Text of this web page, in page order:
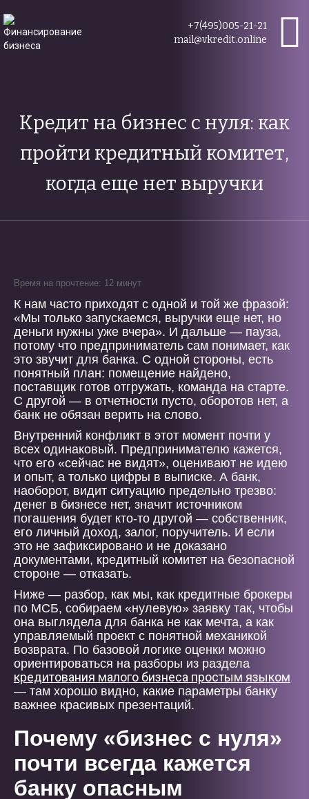
+7(495)005-21-21
mail@vkredit.online
Кредит на бизнес с нуля: как
пройти кредитный комитет,
когда еще нет выручки
Время на прочтение: 12 минут
К нам часто приходят с одной и той же фразой:
«Мы только запускаемся, выручки еще нет, но
деньги нужны уже вчера». И дальше — пауза,
потому что предприниматель сам понимает, как
это звучит для банка. С одной стороны, есть
понятный план: помещение найдено,
поставщик готов отгружать, команда на старте.
С другой — в отчетности пусто, оборотов нет, а
банк не обязан верить на слово.
Внутренний конфликт в этот момент почти у
всех одинаковый. Предпринимателю кажется,
что его «сейчас не видят», оценивают не идею
и опыт, а только цифры в выписке. А банк,
наоборот, видит ситуацию предельно трезво:
денег в бизнесе нет, значит источником
погашения будет кто-то другой — собственник,
его личный доход, залог, поручитель. И если
это не зафиксировано и не доказано
документами, кредитный комитет на безопасной
стороне — отказать.
Ниже — разбор, как мы, как кредитные брокеры
по МСБ, собираем «нулевую» заявку так, чтобы
она выглядела для банка не как мечта, а как
управляемый проект с понятной механикой
возврата. По базовой логике оценки можно
ориентироваться на разборы из раздела
кредитования малого бизнеса простым языком
— там хорошо видно, какие параметры банку
важнее красивых презентаций.
Почему «бизнес с нуля»
почти всегда кажется
банку опасным